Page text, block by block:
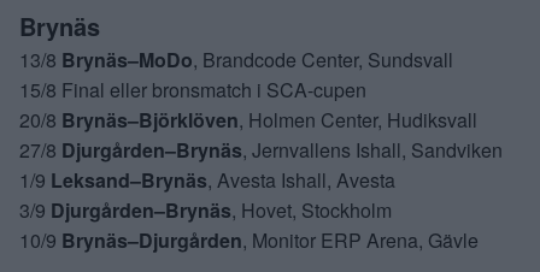
Brynäs
13/8 Brynäs–MoDo, Brandcode Center, Sundsvall
15/8 Final eller bronsmatch i SCA-cupen
20/8 Brynäs–Björklöven, Holmen Center, Hudiksvall
27/8 Djurgården–Brynäs, Jernvallens Ishall, Sandviken
1/9 Leksand–Brynäs, Avesta Ishall, Avesta
3/9 Djurgården–Brynäs, Hovet, Stockholm
10/9 Brynäs–Djurgården, Monitor ERP Arena, Gävle